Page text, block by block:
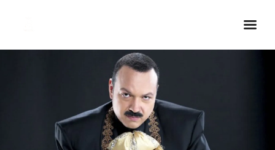
Inicio Real FM
Streaming
En Vivo
Descarga La APP